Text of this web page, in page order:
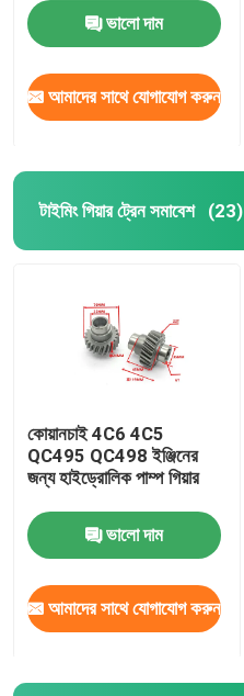
ভালো দাম
আমাদের সাথে যোগাযোগ করুন
টাইমিং গিয়ার ট্রেন সমাবেশ (23)
কোয়ানচাই 4C6 4C5
QC495 QC498 ইঞ্জিনের
জন্য হাইড্রোলিক পাম্প গিয়ার
ভালো দাম
আমাদের সাথে যোগাযোগ করুন